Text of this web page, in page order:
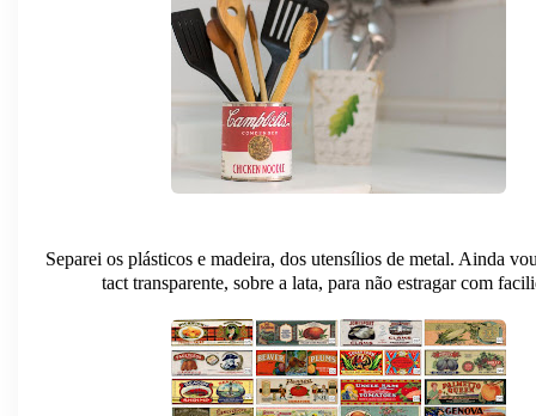
Separei os plásticos e madeira, dos utensílios de metal. Ainda
tact transparente, sobre a lata, para não estragar com